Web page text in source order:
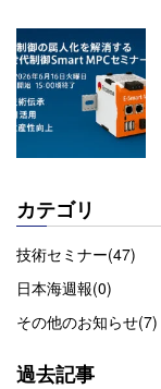
カテゴリ
技術セミナー(47)
日本海週報(0)
その他のお知らせ(7)
過去記事